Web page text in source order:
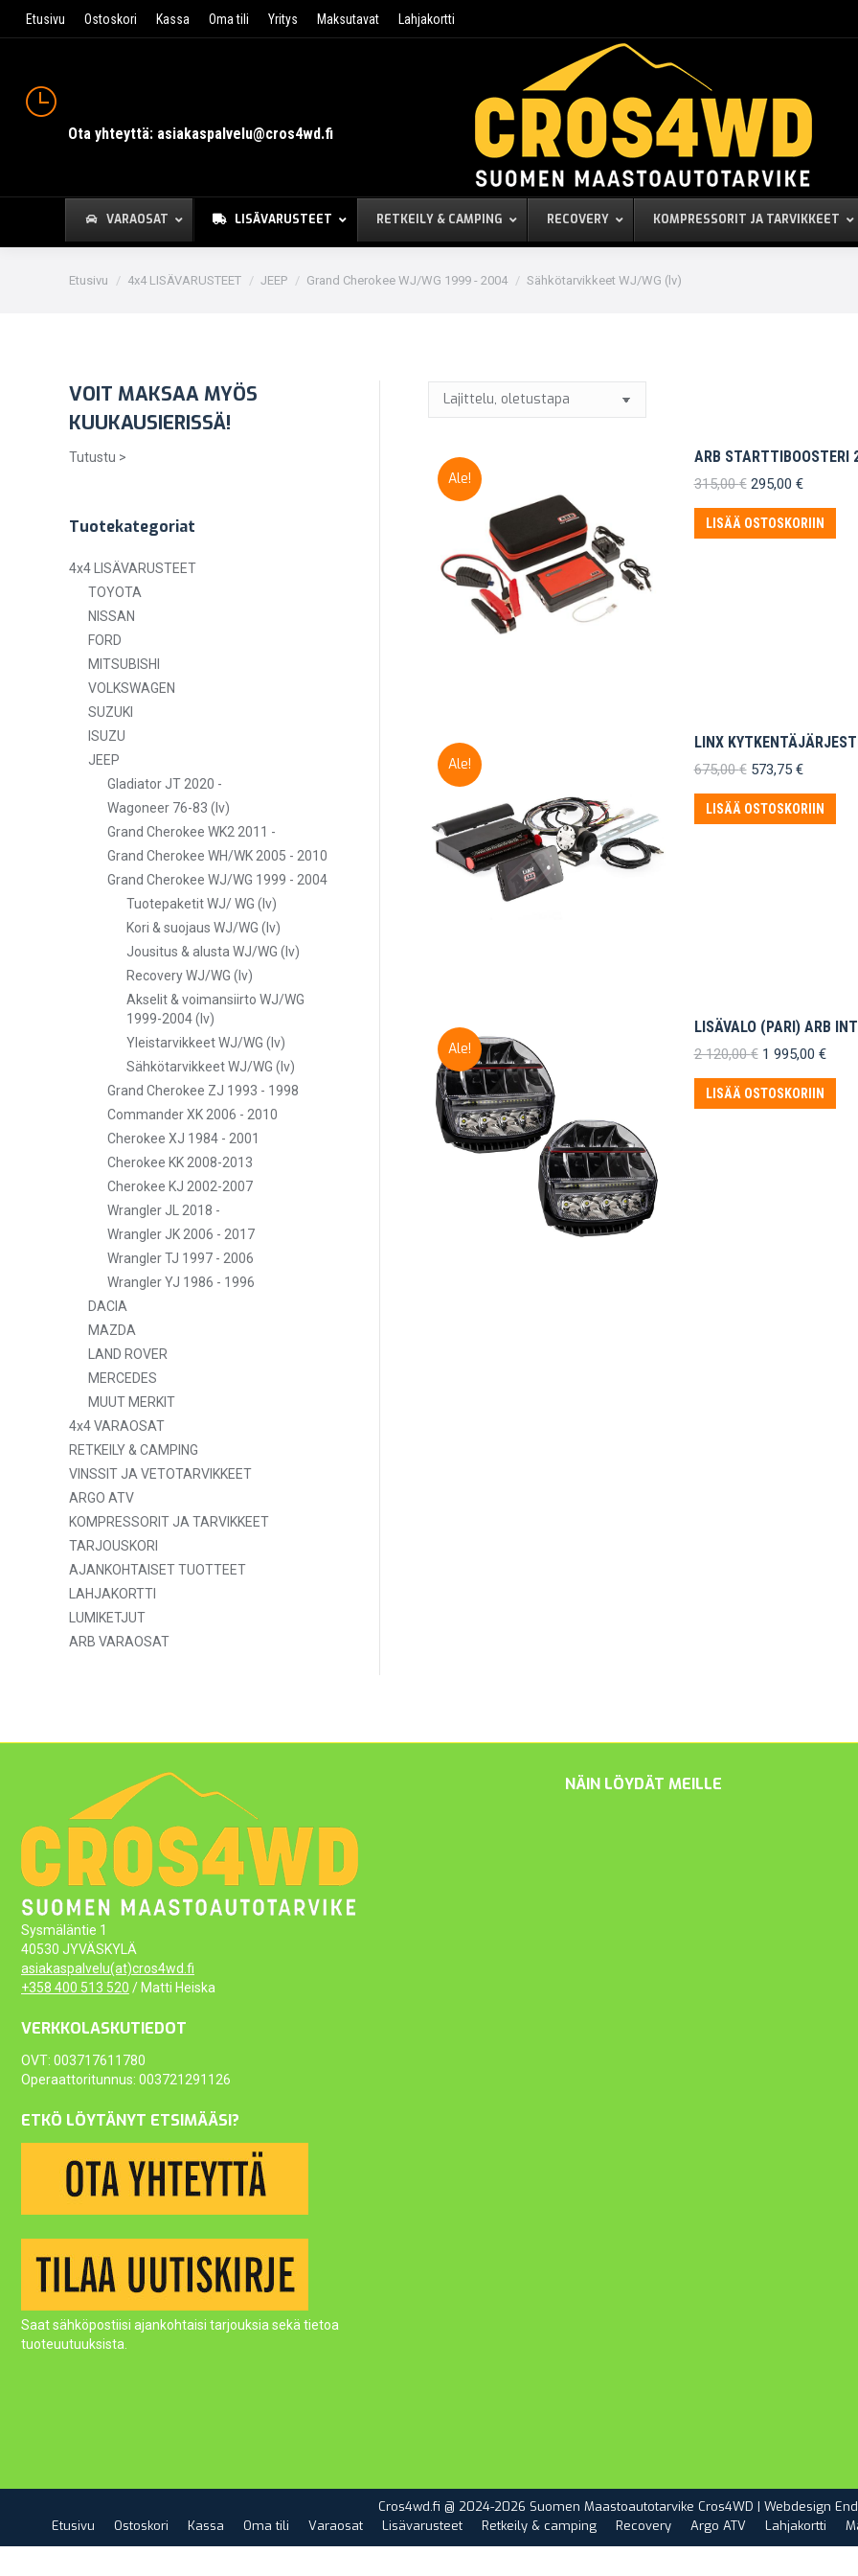
Etusivu Ostoskori Kassa Oma tili Yritys Maksutavat Lahjakortti
Ota yhteyttä: asiakaspalvelu@cros4wd.fi
VARAOSAT LISÄVARUSTEET RETKEILY & CAMPING RECOVERY KOMPRESSORIT JA TARVIKKEET
You are here:
Etusivu 4x4 LISÄVARUSTEET JEEP Grand Cherokee WJ/WG 1999 - 2004 Sähkötarvikkeet WJ/WG (lv)
Ale!
ARB STARTTIBOOSTERI
315,00€ Alkuperäinen
oli:
315,00 €.
295,00 €Nykyinen
on:
295,00 €.
LISÄÄ OSTOSKORIIN
Ale!
LINX
675,00€ Alkuperäinen
oli:
675,00 €.
573,75 €Nykyinen
on:
573,75 €.
LISÄÄ OSTOSKORIIN
Ale!
LISÄVALO (PARI) ARB
2 120,00€ Alkuperäinen
oli:
2
1 995,00 €
1
LISÄÄ OSTOSKORIIN
VOIT MAKSAA MYÖS
KUUKAUSIERISSÄ!
Tutustu >
Tuotekategoriat
4x4 LISÄVARUSTEET
TOYOTA
NISSAN
FORD
MITSUBISHI
VOLKSWAGEN
SUZUKI
ISUZU
JEEP
Gladiator JT 2020 -
Wagoneer 76-83 (lv)
Grand Cherokee WK2 2011 -
Grand Cherokee WH/WK 2005 - 2010
Grand Cherokee WJ/WG 1999 - 2004
Tuotepaketit WJ/ WG (lv)
Kori & suojaus WJ/WG (lv)
Jousitus & alusta WJ/WG (lv)
Recovery WJ/WG (lv)
Akselit & voimansiirto WJ/WG
1999-2004 (lv)
Yleistarvikkeet WJ/WG (lv)
Sähkötarvikkeet WJ/WG (lv)
Grand Cherokee ZJ 1993 - 1998
Commander XK 2006 - 2010
Cherokee XJ 1984 - 2001
Cherokee KK 2008-2013
Cherokee KJ 2002-2007
Wrangler JL 2018 -
Wrangler JK 2006 - 2017
Wrangler TJ 1997 - 2006
Wrangler YJ 1986 - 1996
DACIA
MAZDA
LAND ROVER
MERCEDES
MUUT MERKIT
4x4 VARAOSAT
RETKEILY & CAMPING
VINSSIT JA VETOTARVIKKEET
ARGO ATV
KOMPRESSORIT JA TARVIKKEET
TARJOUSKORI
AJANKOHTAISET TUOTTEET
LAHJAKORTTI
LUMIKETJUT
ARB VARAOSAT
Sysmäläntie 1
40530 JYVÄSKYLÄ
asiakaspalvelu(at)cros4wd.fi
+358 400 513 520 / Matti Heiska
VERKKOLASKUTIEDOT
OVT: 003717611780
Operaattoritunnus: 003721291126
ETKÖ LÖYTÄNYT ETSIMÄÄSI?
Saat sähköpostiisi ajankohtaisi tarjouksia sekä tietoa
tuoteuutuuksista.
NÄIN LÖYDÄT MEILLE
Cros4wd.fi @ 2024-2026 Suomen Maastoautotarvike Cros4WD | Webdesign
Etusivu
Ostoskori Kassa Oma tili Varaosat Lisävarusteet Retkeily & camping Recovery Argo ATV Lahjakortti